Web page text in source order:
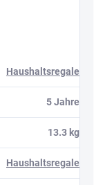
Haushaltsregale
5 Jahre
13.3 kg
Haushaltsregale